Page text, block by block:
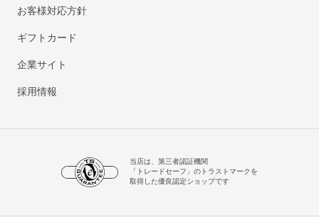
お客様対応方針
ギフトカード
企業サイト
採用情報
当店は、第三者認証機関
「トレードセーフ」のトラストマークを
取得した優良認定ショップです